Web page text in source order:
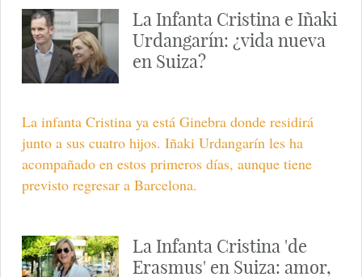
La Infanta Cristina e Iñaki
Urdangarín: ¿vida nueva
en Suiza?
La infanta Cristina ya está Ginebra donde residirá
junto a sus cuatro hijos. Iñaki Urdangarín les ha
acompañado en estos primeros días, aunque tiene
previsto regresar a Barcelona.
La Infanta Cristina 'de
Erasmus' en Suiza: amor,